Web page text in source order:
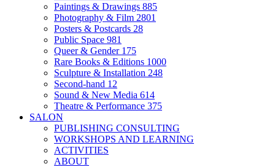
Paintings & Drawings 885
Photography & Film 2801
Posters & Postcards 28
Public Space 981
Queer & Gender 175
Rare Books & Editions 1000
Sculpture & Installation 248
Second-hand 12
Sound & New Media 614
Theatre & Performance 375
SALON
PUBLISHING CONSULTING
WORKSHOPS AND LEARNING
ACTIVITIES
ABOUT